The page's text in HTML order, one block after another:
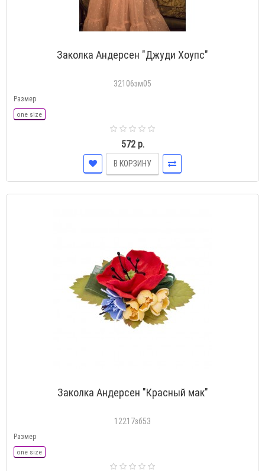
Заколка Андерсен "Джуди Хоупс"
32106зм05
Размер
one size
572 р.
В КОРЗИНУ
Заколка Андерсен "Красный мак"
12217зб53
Размер
one size